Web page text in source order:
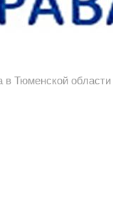
в Тюменской